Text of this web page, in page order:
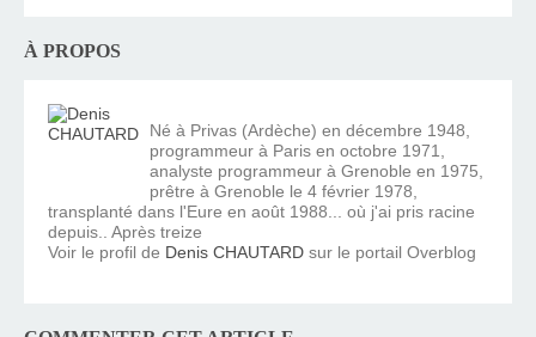
À PROPOS
Né à Privas (Ardèche) en décembre 1948,
programmeur à Paris en octobre 1971,
analyste programmeur à Grenoble en 1975,
prêtre à Grenoble le 4 février 1978,
transplanté dans l'Eure en août 1988... où j'ai pris racine
depuis.. Après treize
Voir le profil de Denis CHAUTARD sur le portail Overblog